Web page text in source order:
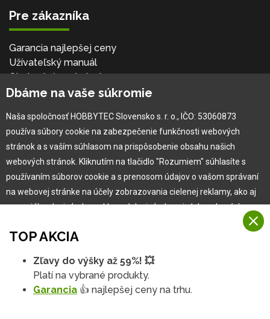
Pre zákazníka
Garancia najlepšej ceny
Užívateľský manuál
Obchodné podmienky
Zákazník & partner
Novinky
Copyright © 2010 -2026 HOBBYTEC
Mapa stránok ,Zmeniť nastavenia cookies
Dizajn:GLIPS| Systém:Shean s.r.o.
TOP AKCIA
Zľavy do výšky až 59%! 💥
Platí na vybrané produkty.
Garancia 👍 najlepšej ceny na trhu.
Dbáme na vaše súkromie
Naša spoločnosť HOBBYTEC Slovensko s. r. o., IČO: 53060873
používa súbory cookie na zabezpečenie funkčnosti webových
stránok a s vaším súhlasom na prispôsobenie obsahu našich
webových stránok. Kliknutím na tlačidlo "Rozumiem" súhlasíte s
používaním súborov cookie a s prenosom údajov o vašom správaní
na webovej stránke na účely zobrazovania cielenej reklamy, ako aj
na sociálnych sieťach a reklamných sieťach na iných webových
Viac informácií
Na našich webových stránkach používame niekoľko kategórií
Rozumiem